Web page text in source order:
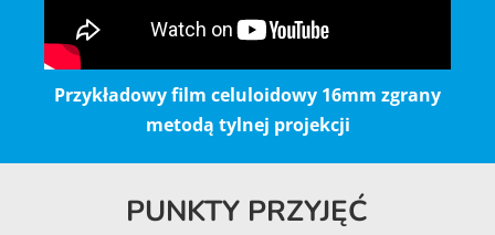
Przykładowy film celuloidowy 16mm zgrany
metodą tylnej projekcji
PUNKTY PRZYJĘĆ